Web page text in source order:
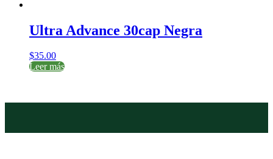
Ultra Advance 30cap Negra
$35.00
Leer más